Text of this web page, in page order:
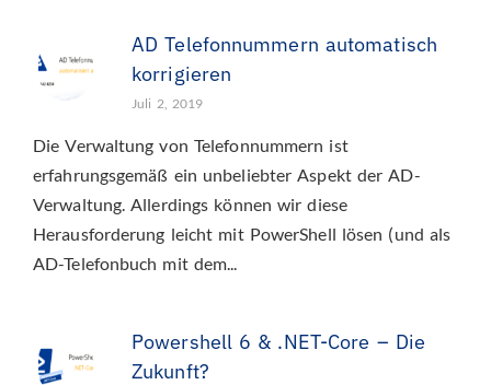
AD Telefonnummern automatisch
korrigieren
Juli 2, 2019
Die Verwaltung von Telefonnummern ist
erfahrungsgemäß ein unbeliebter Aspekt der AD-
Verwaltung. Allerdings können wir diese
Herausforderung leicht mit PowerShell lösen (und als
AD-Telefonbuch mit dem...
Powershell 6 & .NET-Core – Die
Zukunft?